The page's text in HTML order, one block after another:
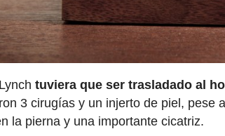
tuviera que ser trasladado al
3 cirugías y un injerto de piel, pese
la pierna y una importante cicatriz.